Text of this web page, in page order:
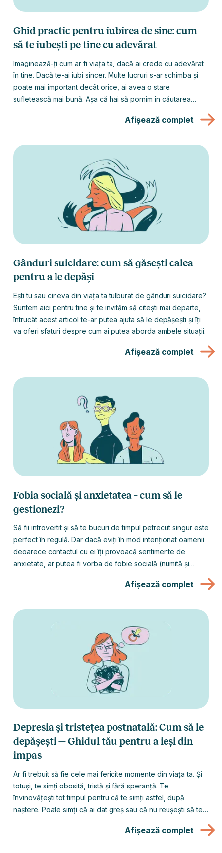
Ghid practic pentru iubirea de sine: cum
să te iubești pe tine cu adevărat
Imaginează-ți cum ar fi viața ta, dacă ai crede cu adevărat
în tine. Dacă te-ai iubi sincer. Multe lucruri s-ar schimba și
poate mai important decât orice, ai avea o stare
sufletească mai bună. Așa că hai să pornim în căutarea
Afișează complet
Gânduri suicidare: cum să găsești calea
pentru a le depăși
Ești tu sau cineva din viața ta tulburat de gânduri suicidare?
Suntem aici pentru tine și te invităm să citești mai departe,
întrucât acest articol te-ar putea ajuta să le depășești și îți
va oferi sfaturi despre cum ai putea aborda ambele situații.
Afișează complet
Fobia socială și anxietatea – cum să le
gestionezi?
Să fii introvertit și să te bucuri de timpul petrecut singur este
perfect în regulă. Dar dacă eviți în mod intenționat oamenii
deoarece contactul cu ei îți provoacă sentimente de
anxietate, ar putea fi vorba de fobie socială (numită și
Afișează complet
Depresia și tristețea postnatală: Cum să le
depășești — Ghidul tău pentru a ieși din
impas
Ar fi trebuit să fie cele mai fericite momente din viața ta. Și
totuși, te simți obosită, tristă și fără speranță. Te
învinovățești tot timpul pentru că te simți astfel, după
naștere. Poate simți că ai dat greș sau că nu reușești să te
rânduri, atunci te afli în locul potrivit – te rugăm, citește mai
Afișează complet